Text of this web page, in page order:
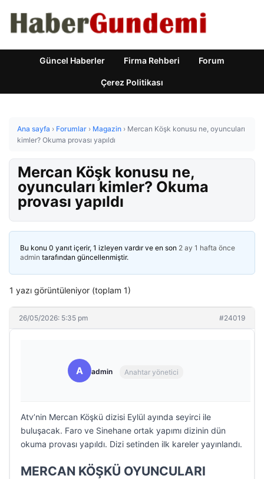
Güncel Haberler Firma Rehberi Forum
Çerez Politikası
Ana sayfa › Forumlar › Magazin › Mercan Köşk konusu ne, oyuncuları
kimler? Okuma provası yapıldı
Mercan Köşk konusu ne,
oyuncuları kimler? Okuma
provası yapıldı
Bu konu 0 yanıt içerir, 1 izleyen vardır ve en son 2 ay 1 hafta önce
admin tarafından güncellenmiştir.
1 yazı görüntüleniyor (toplam 1)
26/05/2026: 5:35 pm #24019
A admin Anahtar yönetici
Atv’nin Mercan Köşkü dizisi Eylül ayında seyirci ile
buluşacak. Faro ve Sinehane ortak yapımı dizinin dün
okuma provası yapıldı. Dizi setinden ilk kareler yayınlandı.
MERCAN KÖŞKÜ OYUNCULARI